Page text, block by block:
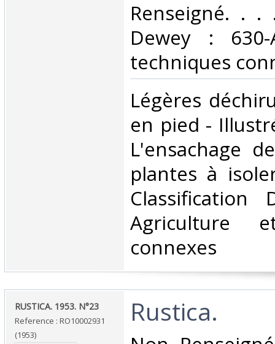
Renseigné. . .
Dewey :
techniques
‎Légères
en pied -
L'ensachage
plantes à
Classification
Agriculture
connexes‎
‎RUSTICA. 1953. N°23‎
Reference : RO10002931
(1953)
‎Rustica.‎